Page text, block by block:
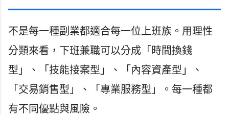
不是每一種副業都適合每一位上班族。用理性
分類來看，下班兼職可以分成「時間換錢
型」、「技能接案型」、「內容資產型」、
「交易銷售型」、「專業服務型」。每一種都
有不同優點與風險。